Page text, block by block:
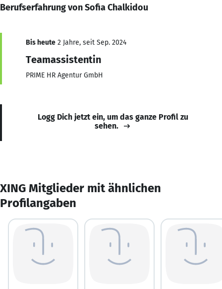
Berufserfahrung von Sofia Chalkidou
Bis heute 2 Jahre, seit Sep. 2024
Teamassistentin
PRIME HR Agentur GmbH
Logg Dich jetzt ein, um das ganze Profil zu
sehen.
XING Mitglieder mit ähnlichen
Profilangaben